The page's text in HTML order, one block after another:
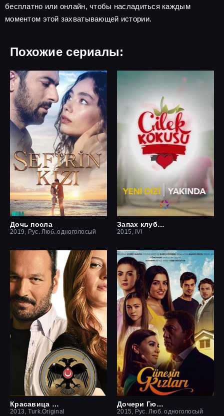
бесплатно или онлайн, чтобы насладиться каждым
моментом этой захватывающей истории.
Похожие сериалы:
Дочь посла
2019, Рус. Люб. одноголосый
Запах клубники
2015, IVI
Красавица и чудовище
2013, Turk.Original
Дочери Гюнеш
2015, Рус. Люб. одноголосый